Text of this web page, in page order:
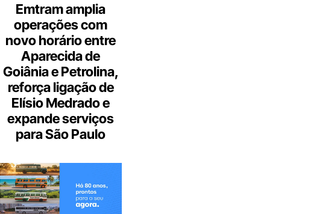
Emtram amplia
operações com
novo horário entre
Aparecida de
Goiânia e Petrolina,
reforça ligação de
Elísio Medrado e
expande serviços
para São Paulo